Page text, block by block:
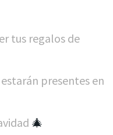
tus regalos de
presentes en
🎄​